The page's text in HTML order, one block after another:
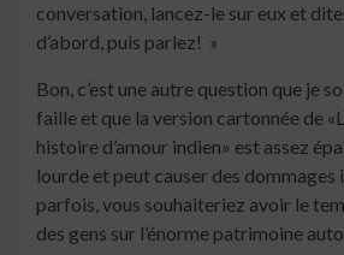
conversation, lancez-le sur eux et
d’abord, puis parlez! »
Bon, c’est une autre question que je
faille et que la version cartonnée de
histoire d’amour indien» est assez
lourde et peut causer des
parfois, vous souhaiteriez avoir le
des gens sur l’énorme patrimoine